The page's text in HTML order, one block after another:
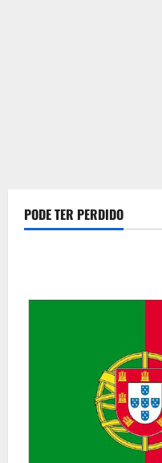
PODE TER PERDIDO